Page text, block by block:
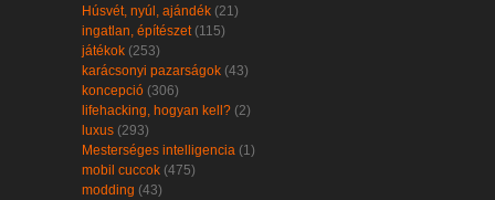
Húsvét, nyúl, ajándék (21)
ingatlan, építészet(115)
játékok (253)
karácsonyi pazarságok (43)
koncepció (306)
lifehacking, hogyan kell? (2)
luxus (293)
Mesterséges intelligencia (1)
mobil cuccok (475)
modding (43)